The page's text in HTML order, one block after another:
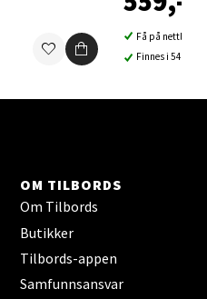
Få på nettlager
Finnes i 54
OM TILBORDS
Om Tilbords
Butikker
Tilbords-appen
Samfunnsansvar